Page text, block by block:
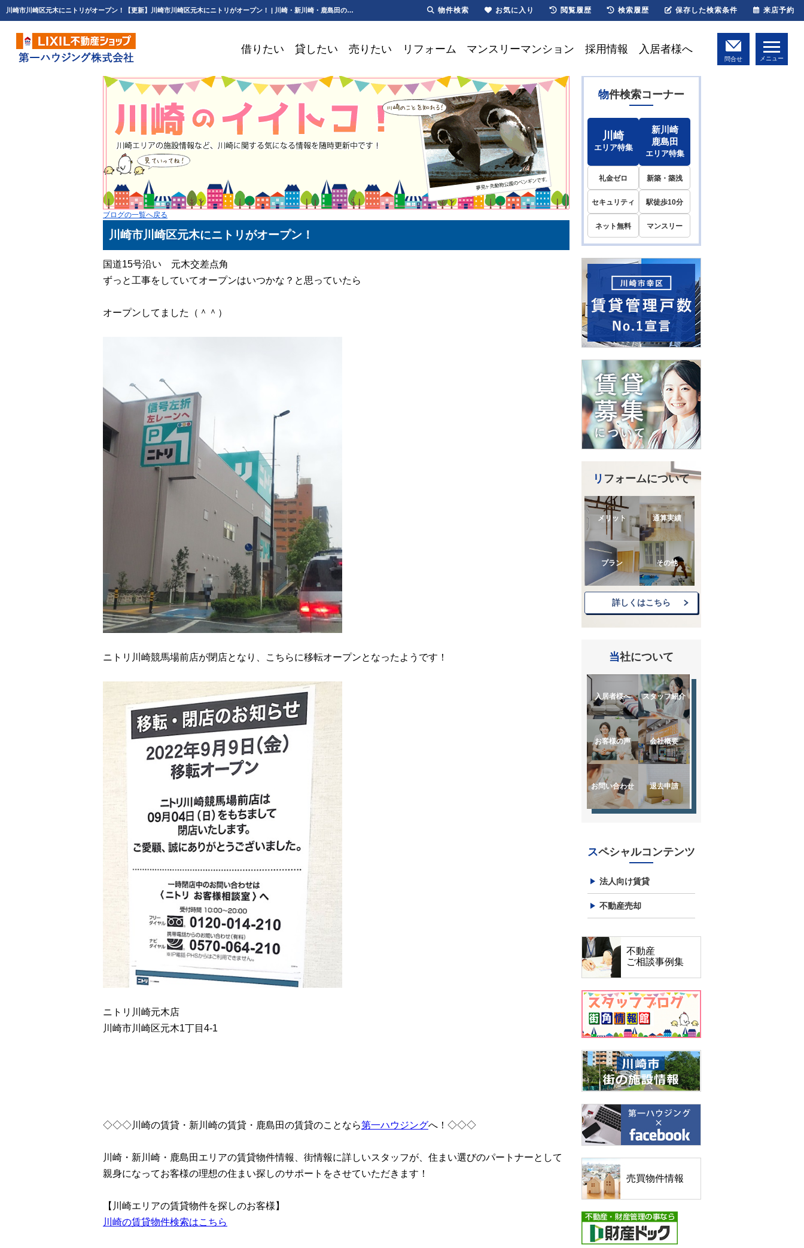
川崎市川崎区元木にニトリがオープン！【更新】川崎市川崎区元木にニトリがオープン！ | 川崎・新川崎・鹿島田の賃貸は第一ハウジング株式会社にお任せ下さい！
借りたい 貸したい 売りたい リフォーム マンスリーマンション 採用情報 入居者様へ
問合せ メニュー
ブログの一覧へ戻る
川崎市川崎区元木にニトリがオープン！
国道15号沿い 元木交差点角
ずっと工事をしていてオープンはいつかな？と思っていたら
オープンしてました（＾＾）
ニトリ川崎競馬場前店が閉店となり、こちらに移転オープンとなったようです！
ニトリ川崎元木店
川崎市川崎区元木1丁目4-1
◇◇◇川崎の賃貸・新川崎の賃貸・鹿島田の賃貸のことなら第一ハウジングへ！◇◇◇
川崎・新川崎・鹿島田エリアの賃貸物件情報、街情報に詳しいスタッフが、住まい選びのパートナーとして
親身になってお客様の理想の住まい探しのサポートをさせていただきます！
【川崎エリアの賃貸物件を探しのお客様】
川崎の賃貸物件検索はこちら
物件検索コーナー
川崎
エリア特集
新川崎
鹿島田
エリア特集
礼金ゼロ 新築・築浅
セキュリティ 駅徒歩10分
ネット無料 マンスリー
リフォームについて
メリット 通算実績
プラン その他
詳しくはこちら
当社について
入居者様へ スタッフ紹介
お客様の声 会社概要
お問い合わせ 退去申請
スペシャルコンテンツ
法人向け賃貸
不動産売却
不動産
ご相談事例集
売買物件情報
物件検索 お気に入り 閲覧履歴 検索履歴 保存した検索条件 来店予約